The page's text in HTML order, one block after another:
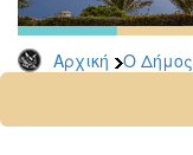
Αρχική Ο Δήμος
Αρχείο
2026
2024